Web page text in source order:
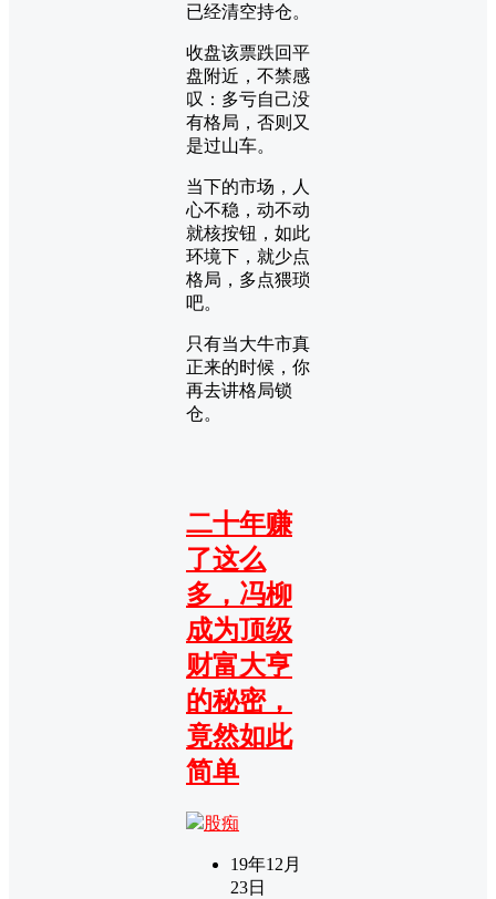
已经清空持仓。
收盘该票跌回平
盘附近，不禁感
叹：多亏自己没
有格局，否则又
是过山车。
当下的市场，人
心不稳，动不动
就核按钮，如此
环境下，就少点
格局，多点猥琐
吧。
只有当大牛市真
正来的时候，你
再去讲格局锁
仓。
二十年赚
了这么
多，冯柳
成为顶级
财富大亨
的秘密，
竟然如此
简单
股痴
19年12月
23日